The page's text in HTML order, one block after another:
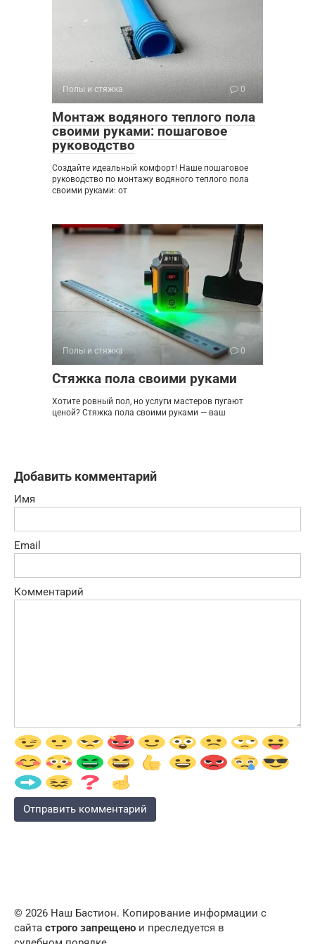
Полы и стяжка 0
Монтаж водяного теплого пола
своими руками: пошаговое
руководство
Создайте идеальный комфорт! Наше пошаговое
руководство по монтажу водяного теплого пола
своими руками: от
Полы и стяжка 0
Стяжка пола своими руками
Хотите ровный пол, но услуги мастеров пугают
ценой? Стяжка пола своими руками — ваш
Добавить комментарий
Имя
Email
Комментарий
© 2026 Наш Бастион. Копирование информации с
сайта строго запрещено и преследуется в